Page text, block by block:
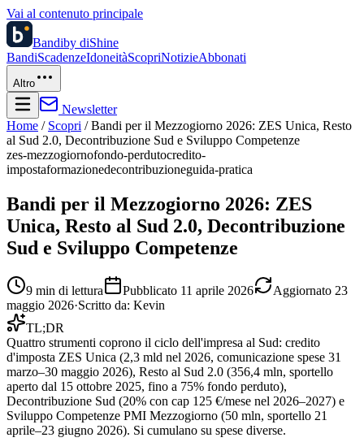
Vai al contenuto principale
Bandiby diShine
BandiScadenzeIdoneitàScopriNotizieAbbonati
Altro
Newsletter
Home / Scopri / Bandi per il Mezzogiorno 2026: ZES Unica, Resto
al Sud 2.0, Decontribuzione Sud e Sviluppo Competenze
zes-mezzogiornofondo-perdutocredito-
impostaformazionedecontribuzioneguida-pratica
Bandi per il Mezzogiorno 2026: ZES
Unica, Resto al Sud 2.0, Decontribuzione
Sud e Sviluppo Competenze
9 min di lettura Pubblicato 11 aprile 2026 Aggiornato 23
maggio 2026·Scritto da: Kevin
TL;DR
Quattro strumenti coprono il ciclo dell'impresa al Sud: credito
d'imposta ZES Unica (2,3 mld nel 2026, comunicazione spese 31
marzo–30 maggio 2026), Resto al Sud 2.0 (356,4 mln, sportello
aperto dal 15 ottobre 2025, fino a 75% fondo perduto),
Decontribuzione Sud (20% con cap 125 €/mese nel 2026–2027) e
Sviluppo Competenze PMI Mezzogiorno (50 mln, sportello 21
aprile–23 giugno 2026). Si cumulano su spese diverse.